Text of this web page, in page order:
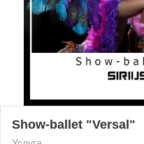
Show-ballet "Versal"